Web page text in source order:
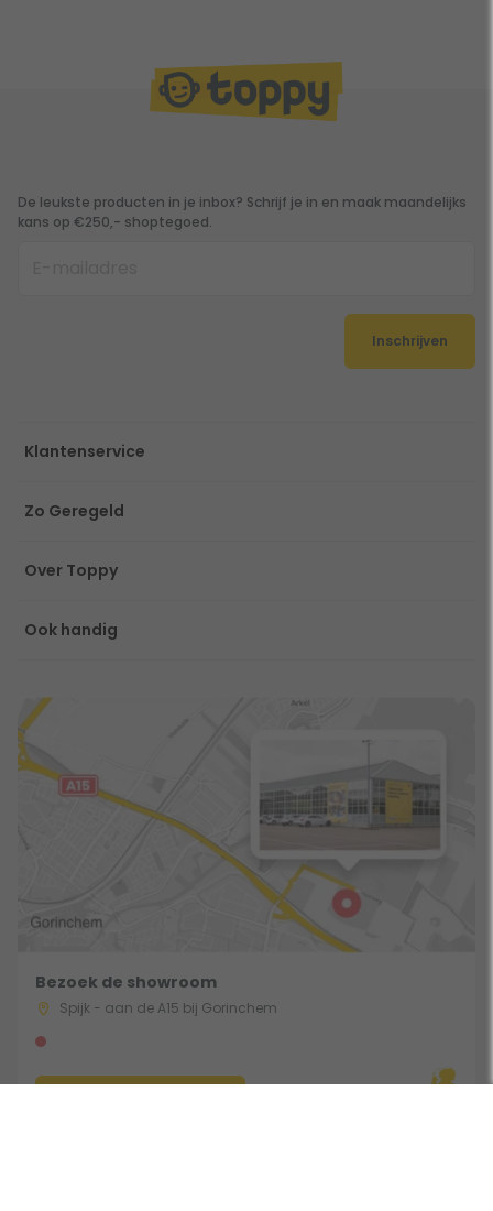
De leukste producten in je inbox? Schrijf je in en maak maandelijks
kans op €250,- shoptegoed.
Inschrijven
Klantenservice
Zo Geregeld
Over Toppy
Ook handig
Bezoek de showroom
Spijk - aan de A15 bij Gorinchem